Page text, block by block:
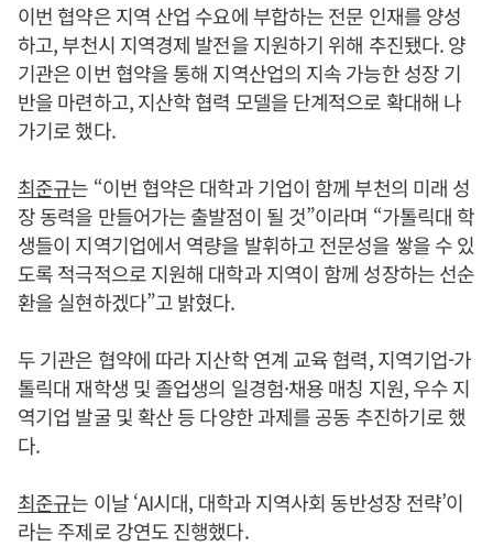
이번 협약은 지역 산업 수요에 부합하는 전문 인재를 양성
하고, 부천시 지역경제 발전을 지원하기 위해 추진됐다. 양
기관은 이번 협약을 통해 지역산업의 지속 가능한 성장 기
반을 마련하고, 지산학 협력 모델을 단계적으로 확대해 나
가기로 했다.
최준규는 “이번 협약은 대학과 기업이 함께 부천의 미래 성
장 동력을 만들어가는 출발점이 될 것”이라며 “가톨릭대 학
생들이 지역기업에서 역량을 발휘하고 전문성을 쌓을 수 있
도록 적극적으로 지원해 대학과 지역이 함께 성장하는 선순
환을 실현하겠다”고 밝혔다.
두 기관은 협약에 따라 지산학 연계 교육 협력, 지역기업-가
톨릭대 재학생 및 졸업생의 일경험·채용 매칭 지원, 우수 지
역기업 발굴 및 확산 등 다양한 과제를 공동 추진하기로 했
다.
최준규는 이날 ‘AI시대, 대학과 지역사회 동반성장 전략’이
라는 주제로 강연도 진행했다.